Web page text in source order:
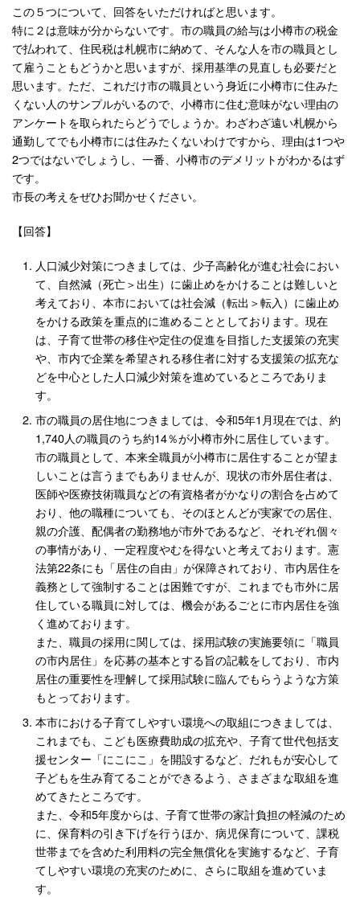
この５つについて、回答をいただければと思います。
特に２は意味が分からないです。市の職員の給与は小樽市の税金
で払われて、住民税は札幌市に納めて、そんな人を市の職員とし
て雇うこともどうかと思いますが、採用基準の見直しも必要だと
思います。ただ、これだけ市の職員という身近に小樽市に住みた
くない人のサンプルがいるので、小樽市に住む意味がない理由の
アンケートを取られたらどうでしょうか。わざわざ遠い札幌から
通勤してでも小樽市には住みたくないわけですから、理由は1つや
2つではないでしょうし、一番、小樽市のデメリットがわかるはず
です。
市長の考えをぜひお聞かせください。
【回答】
人口減少対策につきましては、少子高齢化が進む社会におい
て、自然減（死亡＞出生）に歯止めをかけることは難しいと
考えており、本市においては社会減（転出＞転入）に歯止め
をかける政策を重点的に進めることとしております。現在
は、子育て世帯の移住や定住の促進を目指した支援策の充実
や、市内で企業を希望される移住者に対する支援策の拡充な
どを中心とした人口減少対策を進めているところでありま
す。
市の職員の居住地につきましては、令和5年1月現在では、約
1,740人の職員のうち約14％が小樽市外に居住しています。
市の職員として、本来全職員が小樽市に居住することが望ま
しいことは言うまでもありませんが、現状の市外居住者は、
医師や医療技術職員などの有資格者がかなりの割合を占めて
おり、他の職種についても、そのほとんどが実家での居住、
親の介護、配偶者の勤務地が市外であるなど、それぞれ個々
の事情があり、一定程度やむを得ないと考えております。憲
法第22条にも「居住の自由」が保障されており、市内居住を
義務として強制することは困難ですが、これまでも市外に居
住している職員に対しては、機会があるごとに市内居住を強
く進めております。
また、職員の採用に関しては、採用試験の実施要領に「職員
の市内居住」を応募の基本とする旨の記載をしており、市内
居住の重要性を理解して採用試験に臨んでもらうような方策
もとっております。
本市における子育てしやすい環境への取組につきましては、
これまでも、こども医療費助成の拡充や、子育て世代包括支
援センター「にこにこ」を開設するなど、だれもが安心して
子どもを生み育てることができるよう、さまざまな取組を進
めてきたところです。
また、令和5年度からは、子育て世帯の家計負担の軽減のため
に、保育料の引き下げを行うほか、病児保育について、課税
世帯までを含めた利用料の完全無償化を実施するなど、子育
てしやすい環境の充実のために、さらに取組を進めていま
す。